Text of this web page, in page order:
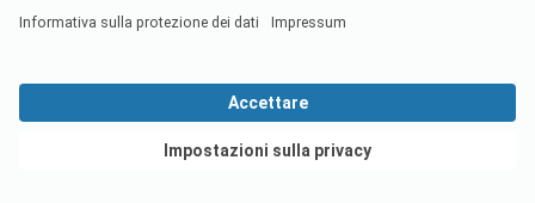
Camping De Somerense Vennen
Camping De Spaendershorst